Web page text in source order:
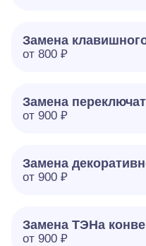
Замена
от 800 ₽
Замена
от 900 ₽
Замена
от 900 ₽
Замена ТЭНа
от 900 ₽